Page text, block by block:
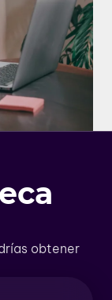
obtener